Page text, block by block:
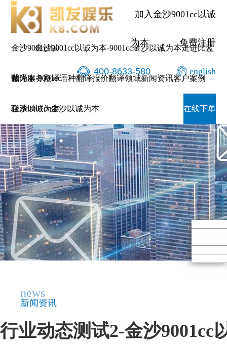
加入金沙9001cc以诚
为本 免费注册
400-8633-580 english
金沙9001cc以
诚为本-9001cc
金沙以诚为本
金沙9001cc以诚为本-9001cc金沙以诚为本走进比蓝
翻译服务翻译语种翻译报价翻译领域新闻资讯客户案例
联系9001cc金沙以诚为本 在线下单
news
新闻资讯
行业动态测试2-金沙9001cc